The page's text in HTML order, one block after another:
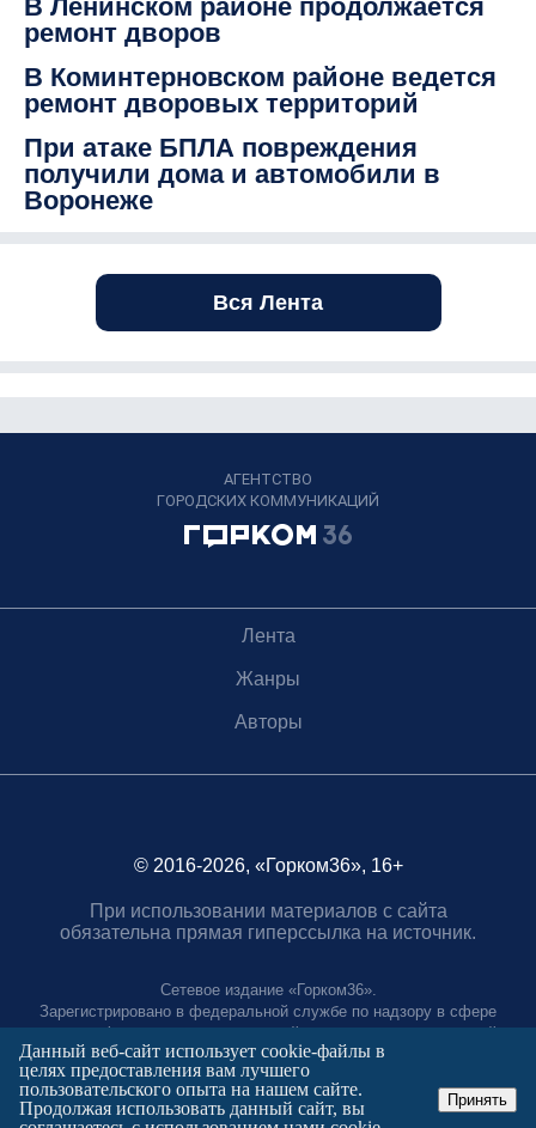
В Ленинском районе продолжается
ремонт дворов
В Коминтерновском районе ведется
ремонт дворовых территорий
При атаке БПЛА повреждения
получили дома и автомобили в
Воронеже
Вся Лента
АГЕНТСТВО
ГОРОДСКИХ КОММУНИКАЦИЙ
Лента
Жанры
Авторы
© 2016-2026, «Горком36», 16+
При использовании материалов с сайта
обязательна прямая гиперссылка на источник.
Сетевое издание «Горком36».
Зарегистрировано в федеральной службе по надзору в сфере
связи, информационных технологий и массовых коммуникаций.
Регистрационный номер ЭЛ № ФС77-88966 от 21 января 2025 г.
Учредитель: Муниципальное автономное учреждение "Агентство
городских коммуникаций"
Главный редактор:
Данный веб-сайт использует cookie-файлы в
целях предоставления вам лучшего
пользовательского опыта на нашем сайте.
Продолжая использовать данный сайт, вы
Принять